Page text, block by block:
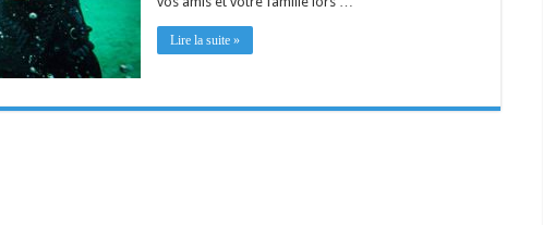
Lire la suite »